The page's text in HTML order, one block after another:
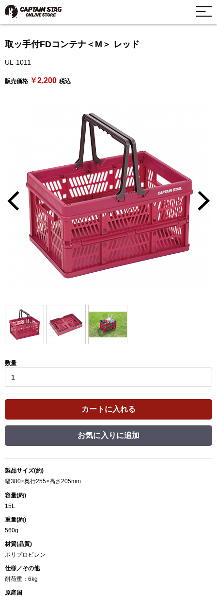
取ッ手付FDコンテナ＜M＞ レッド
UL-1011
販売価格 ￥2,200 税込
数量
カートに入れる
お気に入りに追加
製品サイズ(約)
幅380×奥行255×高さ205mm
容量(約)
15L
重量(約)
560g
材質(品質)
ポリプロピレン
仕様／その他
耐荷重：6kg
原産国